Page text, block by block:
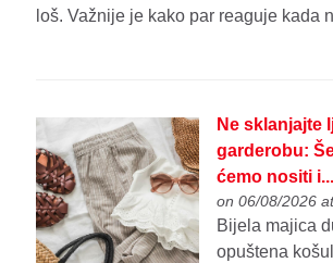
loš. Važnije je kako par reaguje kada
Ne sklanjajte
garderobu:
ćemo nositi i...
on 06/08/2026
Bijela majica
opuštena